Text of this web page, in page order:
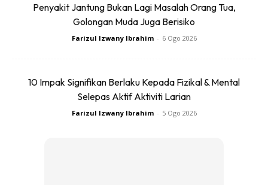
menunjukkan “bigger is better”. Lebih kemas dan lebih
sophisticated. Antara barisan pereka yang mula
menghidupkan trend baru ini adalah Balenciaga dan
RAINWEAR
Penyakit Jantung Bukan Lagi Masalah Orang Tua,
Golongan Muda Juga Berisiko
Farizul Izwany Ibrahim - 6 Ogo 2026
10 Impak Signifikan Berlaku Kepada Fizikal & Mental
Selepas Aktif Aktiviti Larian
Farizul Izwany Ibrahim - 5 Ogo 2026